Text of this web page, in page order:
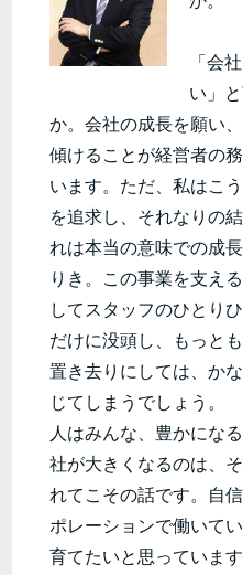
「会
い」
か。会社の成長を願い
傾けることが経営者の
います。ただ、私はこ
を追求し、それなりの
れは本当の意味での成
りき。この事業を支え
してスタッフのひとり
だけに没頭し、もっと
置き去りにしては、か
じてしまうでしょう。
人はみんな、豊かにな
社が大きくなるのは、
れてこその話です。自
ポレーションで働いて
育てたいと思っていま